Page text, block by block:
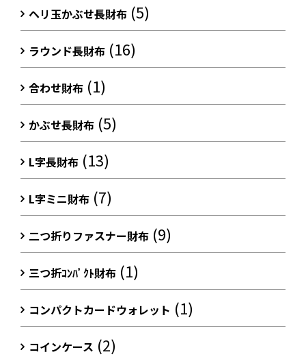
ヘリ玉かぶせ長財布 (5)
ラウンド長財布 (16)
合わせ財布 (1)
かぶせ長財布 (5)
L字長財布 (13)
L字ミニ財布 (7)
二つ折りファスナー財布 (9)
三つ折ｺﾝﾊﾟｸﾄ財布 (1)
コンパクトカードウォレット (1)
コインケース (2)